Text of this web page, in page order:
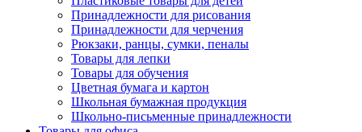
Принадлежности для рисования
Принадлежности для черчения
Рюкзаки, ранцы, сумки, пеналы
Товары для лепки
Товары для обучения
Цветная бумага и картон
Школьная бумажная продукция
Школьно-письменные принадлежности